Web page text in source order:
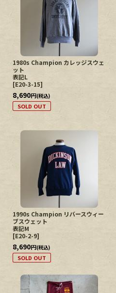
1980s Champion カレッジスウェ
ット
表記L
[E20-3-15]
8,690円(税込)
SOLD OUT
1990s Champion リバースウィー
ブスウェット
表記M
[E20-2-9]
8,690円(税込)
SOLD OUT